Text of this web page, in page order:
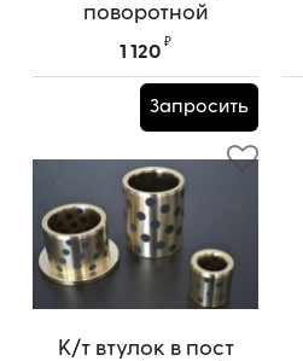
поворотной
(пластик) СФ-65
94261718
1 120
₽
Запросить
К/т втулок в пост